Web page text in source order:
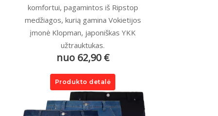
komfortui, pagamintos iš Ripstop
medžiagos, kurią gamina Vokietijos
įmonė Klopman, japoniškas YKK
užtrauktukas.
nuo 62,90 €
Produkto detalė